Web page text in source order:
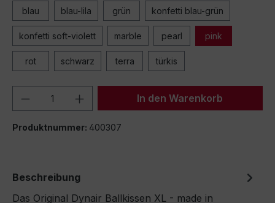
blau blau-lila grün konfetti blau-grün
konfetti soft-violett marble pearl pink
rot schwarz terra türkis
Produkt Anzahl: Gib denIn den Warenkorb
Produktnummer: 400307
Beschreibung
Das Original Dynair Ballkissen XL - made in